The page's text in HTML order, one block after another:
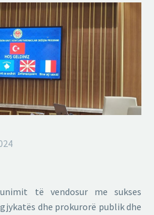
të vendosur me sukses
dhe prokurorë publik dhe